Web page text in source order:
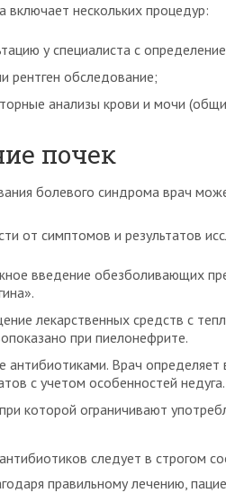
включает нескольких процедур:
у специалиста с
рентген обследование;
анализы крови и мочи
почек
болевого синдрома врач
от симптомов и результатов
введение обезболивающих
лекарственных средств с
при пиелонефрите.
антибиотиками. Врач
с учетом особенностей недуга.
которой ограничивают
следует в строгом
правильному лечению,